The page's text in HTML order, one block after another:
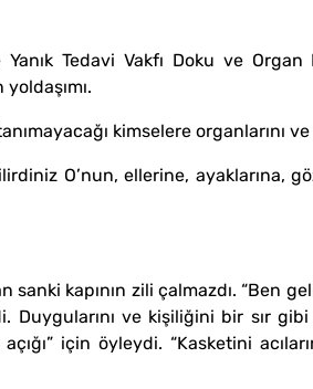
Tedavi Vakfı Doku ve
kimselere organlarını ve
O’nun, ellerine, ayaklarına,
sanki kapının zili çalmazdı. “Ben
ve kişiliğini bir sır gibi
için öyleydi. “Kasketini